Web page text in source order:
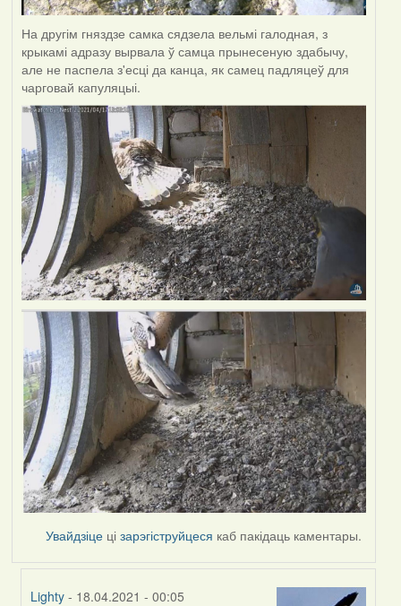
На другім гняздзе самка сядзела вельмі галодная, з
крыкамі адразу вырвала ў самца прынесеную здабычу,
але не паспела з'есці да канца, як самец падляцеў для
чарговай капуляцыі.
Увайдзіце цізарэгіструйцеся каб пакідаць каментары.
Lighty - 18.04.2021 - 00:05